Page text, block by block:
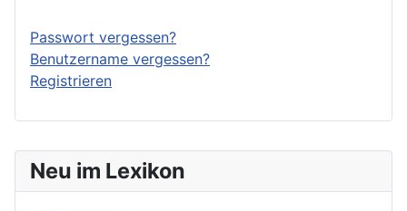
Neu im Lexikon
Passwort vergessen?
Benutzername vergessen?
Registrieren